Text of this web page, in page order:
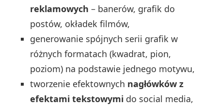
reklamowych – banerów, grafik do
postów, okładek filmów,
generowanie spójnych serii grafik w
różnych formatach (kwadrat, pion,
poziom) na podstawie jednego motywu,
tworzenie efektownych nagłówków z
efektami tekstowymi do social media,